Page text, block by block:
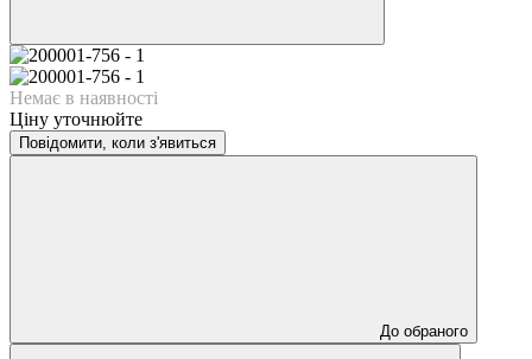
Немає в наявності
Ціну уточнюйте
Повідомити, коли з'явиться
До обраного